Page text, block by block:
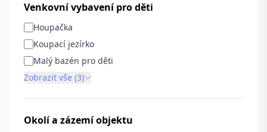
Venkovní vybavení pro děti
Houpačka
Koupací jezírko
Malý bazén pro děti
Zobrazit vše (3)
Okolí a zázemí objektu